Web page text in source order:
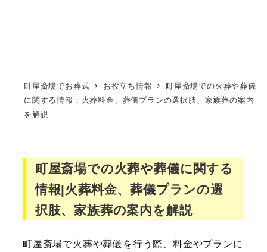
町屋斎場でお葬式 お役立ち情報
町屋斎場での火葬や葬儀
に関する情報：火葬料金、葬儀プランの選択肢、家族葬の案内
を解説
町屋斎場での火葬や葬儀に関する
情報|火葬料金、葬儀プランの選
択肢、家族葬の案内を解説
町屋斎場で火葬や葬儀を行う際、料金やプランに